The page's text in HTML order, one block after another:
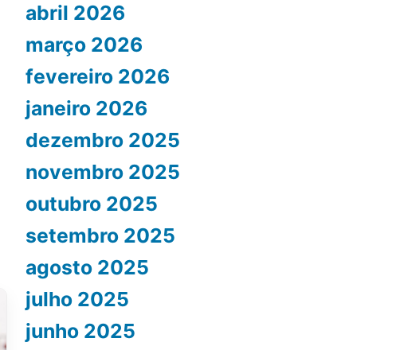
abril 2026
março 2026
fevereiro 2026
janeiro 2026
dezembro 2025
novembro 2025
outubro 2025
setembro 2025
agosto 2025
julho 2025
junho 2025